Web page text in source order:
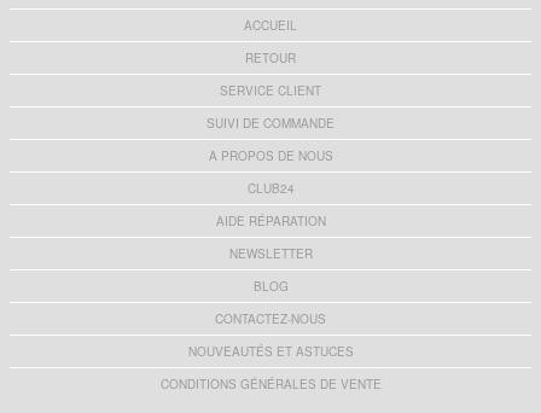
ACCUEIL
RETOUR
SERVICE CLIENT
SUIVI DE COMMANDE
A PROPOS DE NOUS
CLUB24
AIDE RÉPARATION
NEWSLETTER
BLOG
CONTACTEZ-NOUS
NOUVEAUTÉS ET ASTUCES
CONDITIONS GÉNÉRALES DE VENTE